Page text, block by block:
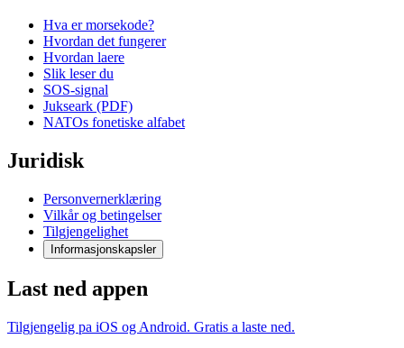
Hva er morsekode?
Hvordan det fungerer
Hvordan laere
Slik leser du
SOS-signal
Jukseark (PDF)
NATOs fonetiske alfabet
Juridisk
Personvernerklæring
Vilkår og betingelser
Tilgjengelighet
Informasjonskapsler
Last ned appen
Tilgjengelig pa iOS og Android. Gratis a laste ned.